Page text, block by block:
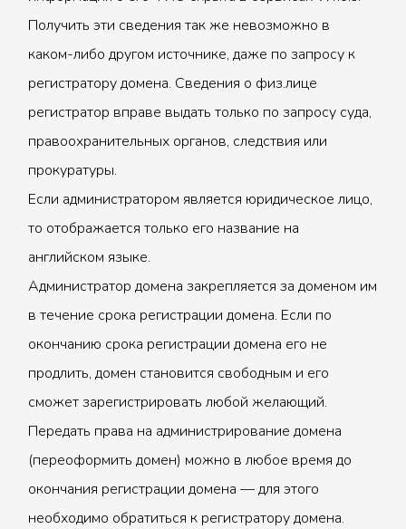
Получить эти сведения так же невозможно в
каком-либо другом источнике, даже по запросу к
регистратору домена. Сведения о физ.лице
регистратор вправе выдать только по запросу суда,
правоохранительных органов, следствия или
прокуратуры.
Если администратором является юридическое лицо,
то отображается только его название на
английском языке.
Администратор домена закрепляется за доменом им
в течение срока регистрации домена. Если по
окончанию срока регистрации домена его не
продлить, домен становится свободным и его
сможет зарегистрировать любой желающий.
Передать права на администрирование домена
(переоформить домен) можно в любое время до
окончания регистрации домена — для этого
необходимо обратиться к регистратору домена.